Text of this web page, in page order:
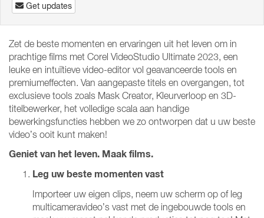
Get updates
Zet de beste momenten en ervaringen uit het leven om in
prachtige films met Corel VideoStudio Ultimate 2023, een
leuke en intuïtieve video-editor vol geavanceerde tools en
premiumeffecten. Van aangepaste titels en overgangen, tot
exclusieve tools zoals Mask Creator, Kleurverloop en 3D-
titelbewerker, het volledige scala aan handige
bewerkingsfuncties hebben we zo ontworpen dat u uw beste
video’s ooit kunt maken!
Geniet van het leven. Maak films.
Leg uw beste momenten vast
Importeer uw eigen clips, neem uw scherm op of leg
multicameravideo’s vast met de ingebouwde tools en